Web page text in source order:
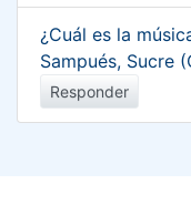
¿Cuál es la
Sampués, Sucre
Responder